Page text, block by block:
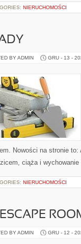
NIERUCHOMOŚCI
BY ADMIN GRU - 13 -
Nowości na stronie
ciąża i
NIERUCHOMOŚCI
BY ADMIN GRU - 12 -